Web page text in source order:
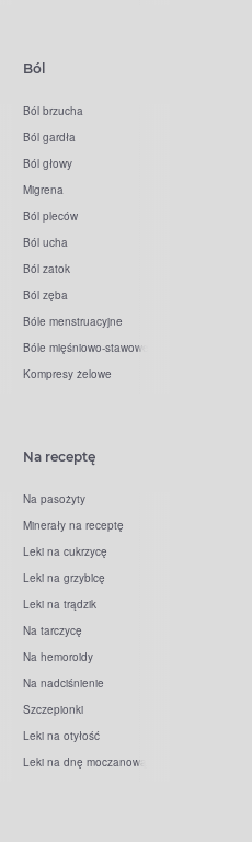
Ból
Ból brzucha
Ból gardła
Ból głowy
Migrena
Ból pleców
Ból ucha
Ból zatok
Ból zęba
Bóle menstruacyjne
Bóle mięśniowo-stawowe
Kompresy żelowe
Na receptę
Na pasożyty
Minerały na receptę
Leki na cukrzycę
Leki na grzybicę
Leki na trądzik
Na tarczycę
Na hemoroidy
Na nadciśnienie
Szczepionki
Leki na otyłość
Leki na dnę moczanową